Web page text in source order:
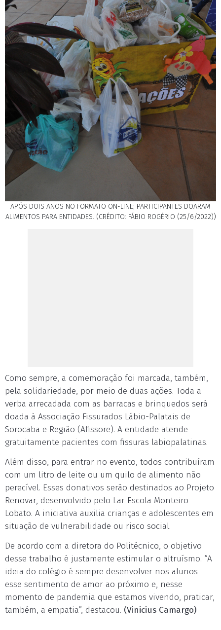
APÓS DOIS ANOS NO FORMATO ON-LINE; PARTICIPANTES DOARAM
ALIMENTOS PARA ENTIDADES. (CRÉDITO: FÁBIO ROGÉRIO (25/6/2022))
Como sempre, a comemoração foi marcada, também,
pela solidariedade, por meio de duas ações. Toda a
verba arrecadada com as barracas e brinquedos será
doada à Associação Fissurados Lábio-Palatais de
Sorocaba e Região (Afissore). A entidade atende
gratuitamente pacientes com fissuras labiopalatinas.
Além disso, para entrar no evento, todos contribuíram
com um litro de leite ou um quilo de alimento não
perecível. Esses donativos serão destinados ao Projeto
Renovar, desenvolvido pelo Lar Escola Monteiro
Lobato. A iniciativa auxilia crianças e adolescentes em
situação de vulnerabilidade ou risco social.
De acordo com a diretora do Politécnico, o objetivo
desse trabalho é justamente estimular o altruísmo. “A
ideia do colégio é sempre desenvolver nos alunos
esse sentimento de amor ao próximo e, nesse
momento de pandemia que estamos vivendo, praticar,
também, a empatia”, destacou. (Vinicius Camargo)